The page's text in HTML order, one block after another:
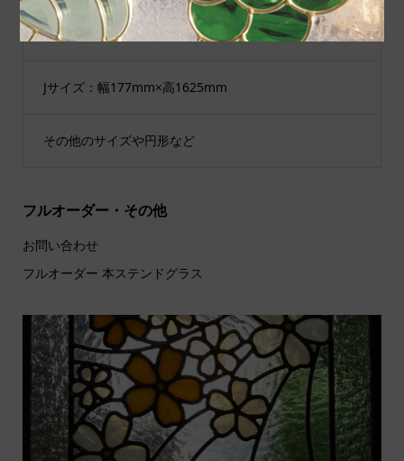
Gサイズ：幅177mm×高913mm
Jサイズ：幅177mm×高1625mm
その他のサイズや円形など
フルオーダー・その他
お問い合わせ
フルオーダー 本ステンドグラス